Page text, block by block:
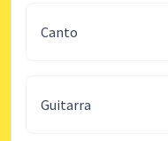
Canto
Guitarra